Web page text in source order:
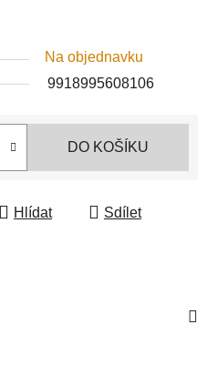
Na objednavku
9918995608106
DO KOŠÍKU
Hlídat Sdílet